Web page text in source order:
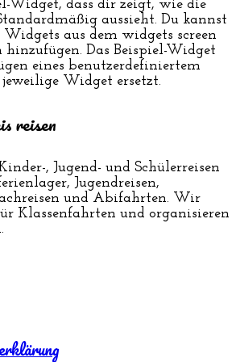
Widget, dass dir zeigt, wie die
aussieht. Du kannst
aus dem widgets screen
Das Beispiel-Widget
eines benutzerdefiniertem
Widget ersetzt.
reisen
, Jugend- und Schülerreisen
Jugendreisen,
und Abifahrten. Wir
Klassenfahrten und organisieren